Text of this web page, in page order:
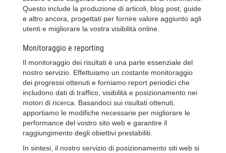
Questo include la produzione di articoli, blog post, guide
e altro ancora, progettati per fornire valore aggiunto agli
utenti e migliorare la vostra visibilità online.
Monitoraggio e reporting
Il monitoraggio dei risultati è una parte essenziale del
nostro servizio. Effettuiamo un costante monitoraggio
dei progressi ottenuti e forniamo report periodici che
includono dati di traffico, visibilità e posizionamento nei
motori di ricerca. Basandoci sui risultati ottenuti,
apportiamo le modifiche necessarie per migliorare le
performance del vostro sito web e garantire il
raggiungimento degli obiettivi prestabiliti.
In sintesi, il nostro servizio di posizionamento siti web si